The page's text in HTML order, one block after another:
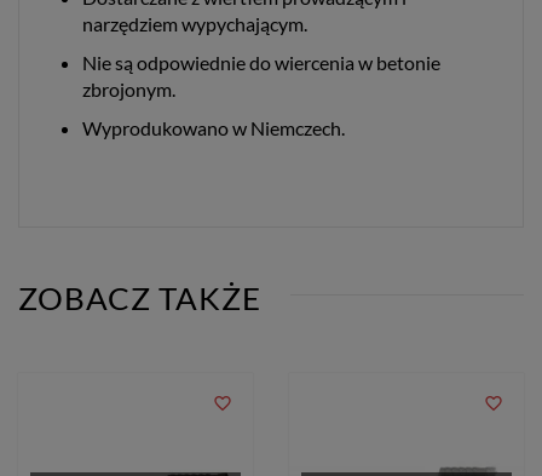
narzędziem wypychającym.
Nie są odpowiednie do wiercenia w betonie
zbrojonym.
Wyprodukowano w Niemczech.
ZOBACZ TAKŻE
favorite_border favorite_border